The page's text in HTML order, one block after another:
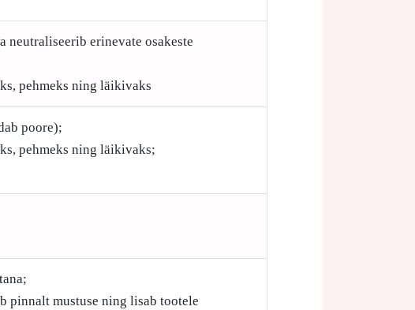
neutraliseerib erinevate osakeste
pehmeks ning läikivaks
poore);
pehmeks ning läikivaks;
pinnalt mustuse ning lisab tootele